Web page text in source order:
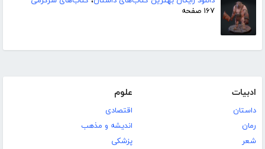
۱۶۷ صفحه
ادبیات
داستان
رمان
شعر
علوم
اقتصادی
اندیشه و مذهب
پزشکی